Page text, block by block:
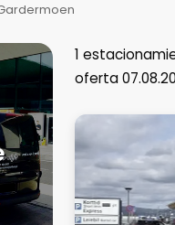
1
oferta